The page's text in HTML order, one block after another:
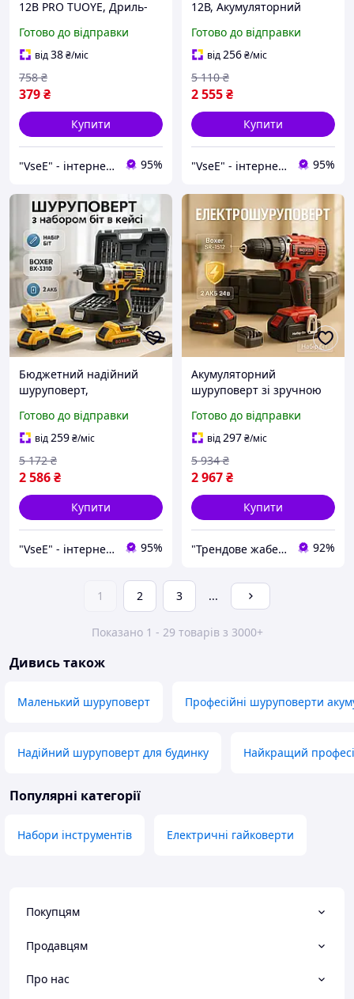
12В PRO TUOYE, Дриль-
акумуляторний, Зручний
шуруповерт ZF-57
Готово до відправки
від38₴/міс
379₴
758 ₴
Купити
"VseE" - інтернет-магазин тактичного військового спорядження | Власне виробництво | 95%
12В, Акумуляторний
рукояткою Набір QH-75
Готово до відправки
від256₴/міс
2 555₴
5 110 ₴
Купити
"VseE" - інтернет-магазин тактичного військового спорядження | Власне виробництво | 95%
Бюджетний надійний
шуруповерт,
шуруповерт зручний на
акумуляторі з насадками
QJ-20
Готово до відправки
від259₴/міс
2 586₴
5 172 ₴
Купити
"VseE" - інтернет-магазин тактичного військового спорядження | Власне виробництво | 95%
Акумуляторний
шуруповерт зі зручною
шуруповерт для
побутового використання
CB-45
Готово до відправки
від297₴/міс
2 967₴
5 934 ₴
Купити
"Трендове жабеня" - интернет-магазин тактичного військового спорядження | Власне виробництво | 92%
1 2 3 ...
Показано 1 - 29 товарів з 3000+
Дивись також
Маленький шуруповерт Професійні шуруповерти
Надійний шуруповерт для будинку Найкращий
Популярні категорії
Набори інструментів Електричні гайковерти
Покупцям
Продавцям
Про нас